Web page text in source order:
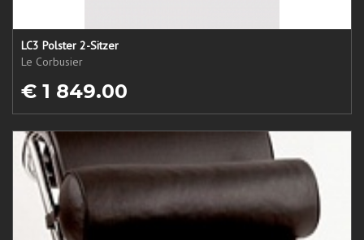
LC3 Polster 2-Sitzer
Le Corbusier
€ 1 849.00